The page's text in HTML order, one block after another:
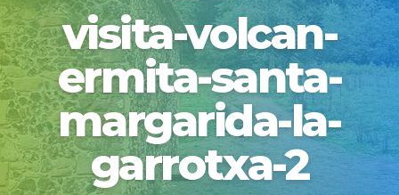
visita-volcan-
ermita-santa-
margarida-la-
garrotxa-2